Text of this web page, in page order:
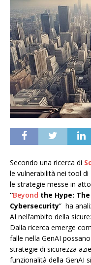
Secondo una ricerca di
le vulnerabilità nei tool
le strategie messe in
“Beyond the Hype:
Cybersecurity” ha
AI nell’ambito della
Dalla ricerca emerge
falle nella GenAI
strategie di sicurezza
funzionalità della GenAI